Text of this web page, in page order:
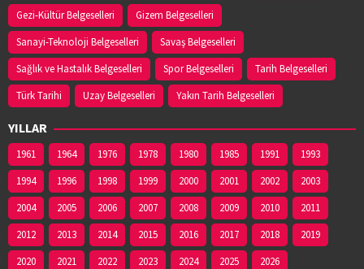
YENİ HAVZA ECZANESİ
Adres:İCADİYE MAH. KAZIMPAŞA CAD. NO:48/1
03627141953
YİĞİT ECZANESİ
03628132140
Gezi-Kültür Belgeselleri
Gizem Belgeselleri
Sanayi-Teknoloji Belgeselleri
Savaş Belgeselleri
Sağlık ve Hastalık Belgeselleri
Spor Belgeselleri
Tarih Belgeselleri
Türk Tarihi
Uzay Belgeselleri Yakın Tarih Belgeselleri
YILLAR
1961 1964 1976 1978 1980 1985 1991
1993
1994
1996 1998 1999 2000 2001 2002
2003
2004
2005 2006 2007 2008 2009 2010
2011
2012
2013 2014 2015 2016 2017 2018
2019
2020
2021 2022 2023 2024 2025 2026